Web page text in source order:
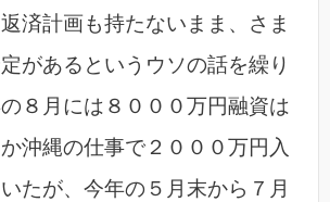
済計画も持たないまま、さま
があるというウソの話を繰り
８月には８０００万円融資は
沖縄の仕事で２０００万円入
たが、今年の５月末から７月